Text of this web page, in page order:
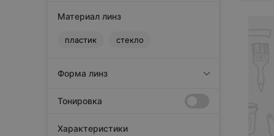
Modelo
Nicoleta Buchi
O
Материал линз
пластик стекло
Форма линз
Тонировка
Характеристики